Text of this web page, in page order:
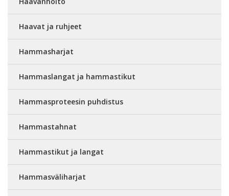
Haavat ja ruhjeet
Hammasharjat
Hammaslangat ja hammastikut
Hammasproteesin puhdistus
Hammastahnat
Hammastikut ja langat
Hammasväliharjat